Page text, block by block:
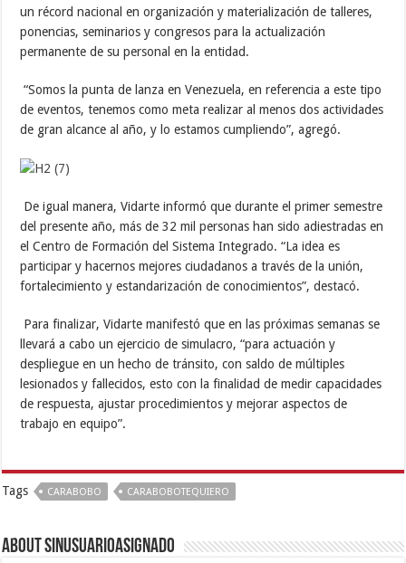
un récord nacional en organización y materialización de talleres,
ponencias, seminarios y congresos para la actualización
permanente de su personal en la entidad.
“Somos la punta de lanza en Venezuela, en referencia a este tipo
de eventos, tenemos como meta realizar al menos dos actividades
de gran alcance al año, y lo estamos cumpliendo”, agregó.
De igual manera, Vidarte informó que durante el primer semestre
del presente año, más de 32 mil personas han sido adiestradas en
el Centro de Formación del Sistema Integrado. “La idea es
participar y hacernos mejores ciudadanos a través de la unión,
fortalecimiento y estandarización de conocimientos”, destacó.
Para finalizar, Vidarte manifestó que en las próximas semanas se
llevará a cabo un ejercicio de simulacro, “para actuación y
despliegue en un hecho de tránsito, con saldo de múltiples
lesionados y fallecidos, esto con la finalidad de medir capacidades
de respuesta, ajustar procedimientos y mejorar aspectos de
trabajo en equipo”.
Tags CARABOBO CARABOBOTEQUIERO
About sinusuarioasignado